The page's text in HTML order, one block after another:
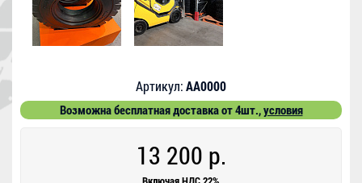
Артикул:AA0000
Возможна бесплатная доставка от 4шт.,условия
13 200 р.